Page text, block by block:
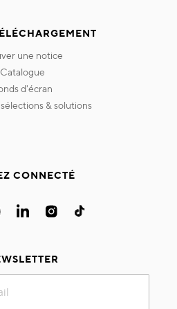
une notice
catalogue
d'écran
sélections & solutions
CONNECTÉ